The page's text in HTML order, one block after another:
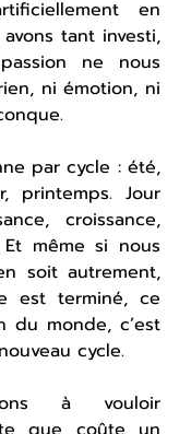
en
tant investi,
ne nous
ni émotion, ni
par cycle : été,
printemps. Jour
croissance,
même si nous
soit autrement,
est terminé, ce
du monde, c’est
cycle.
à vouloir